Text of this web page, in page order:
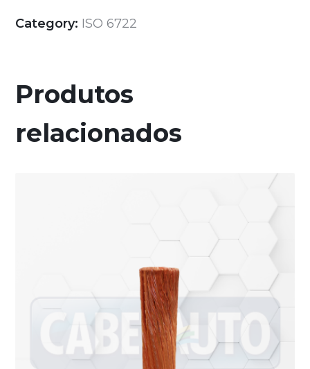
Category: ISO 6722
Produtos
relacionados